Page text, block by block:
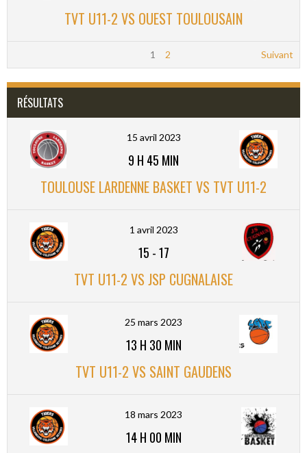
TVT U11-2 VS OUEST TOULOUSAIN
1 2 Suivant
RÉSULTATS
15 avril 2023
9 H 45 MIN
TOULOUSE LARDENNE BASKET VS TVT U11-2
1 avril 2023
15 -17
TVT U11-2 VS JSP CUGNALAISE
25 mars 2023
13 H 30 MIN
TVT U11-2 VS SAINT GAUDENS
18 mars 2023
14 H 00 MIN